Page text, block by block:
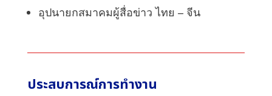
อุปนายกสมาคมผู้สื่อข่าว ไทย – จีน
ประสบการณ์การทำงาน